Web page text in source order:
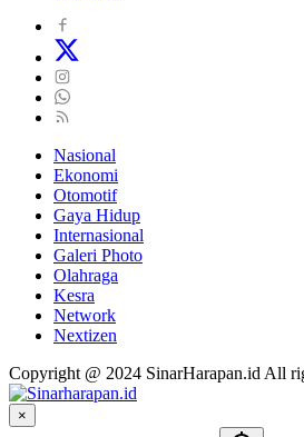
Nasional
Ekonomi
Otomotif
Gaya Hidup
Internasional
Galeri Photo
Olahraga
Kesra
Network
Nextizen
Copyright @ 2024 SinarHarapan.id All
×